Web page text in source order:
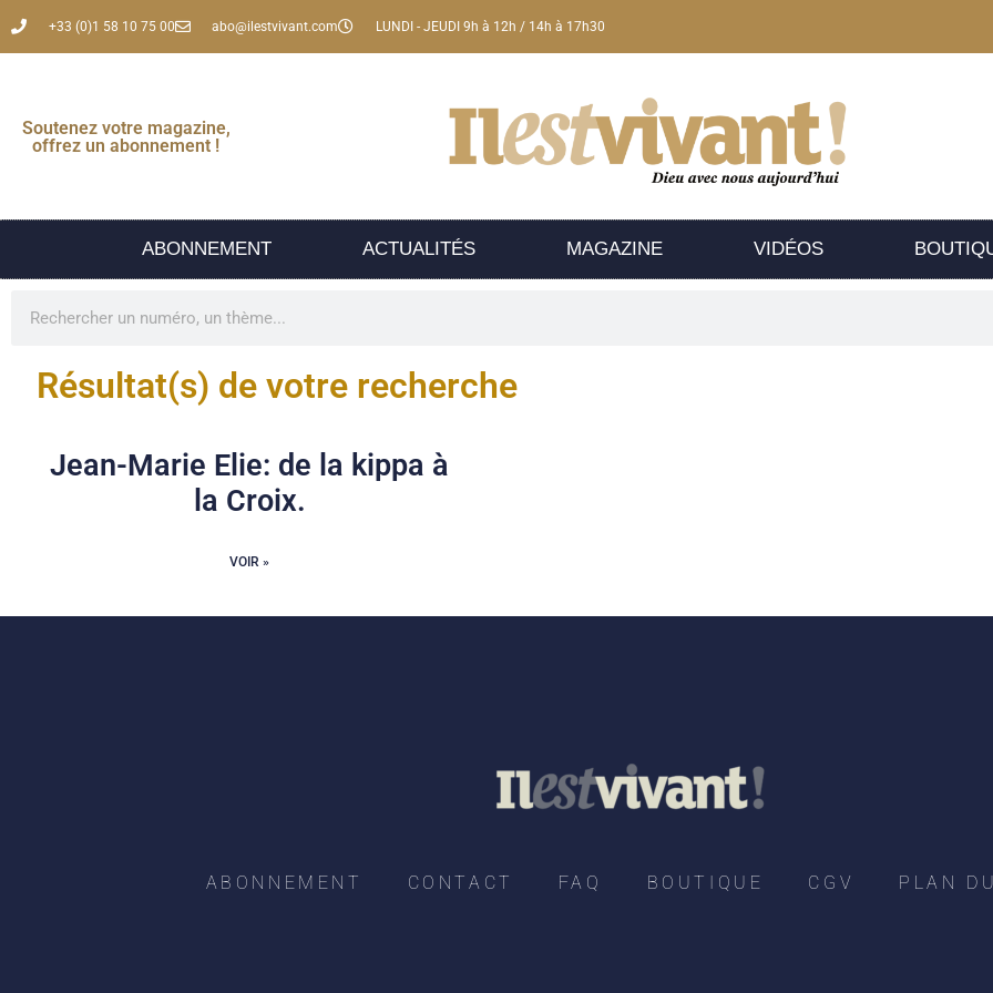
+33 (0)1 58 10 75 00 abo@ilestvivant.com LUNDI - JEUDI 9h à 12h / 14h à 17h30
Soutenez votre magazine,
offrez un abonnement !
ABONNEMENT ACTUALITÉS MAGAZINE VIDÉOS
Résultat(s) de votre recherche
Jean-Marie Elie: de la kippa à
la Croix.
VOIR »
ABONNEMENT CONTACT FAQ BOUTIQUE CGV PLAN